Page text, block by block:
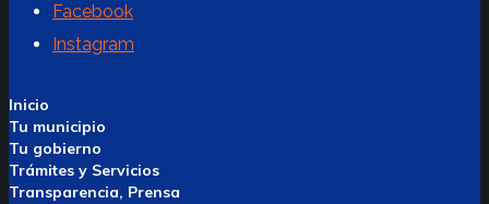
Facebook
Instagram
Inicio
Tu municipio
Tu gobierno
Trámites y Servicios
Transparencia, Prensa